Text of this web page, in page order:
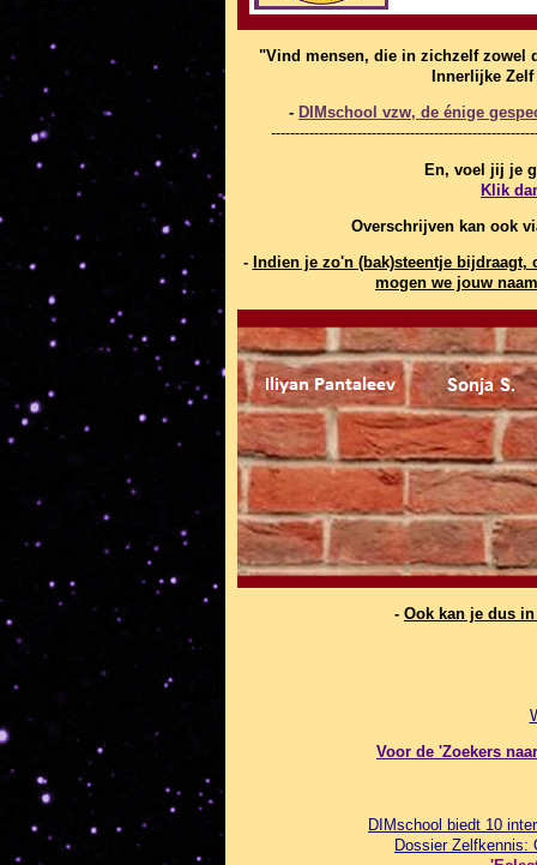
"Vind mensen, die in zichzelf zowel
Innerlijke
- DIMschool vzw, de énige
En, voel jij je
Klik
Overschrijven kan ook
- Indien je zo'n (bak)steentje bijdraagt,
mogen we jouw
- Ook kan je dus
Voor de 'Zoekers
DIMschool biedt 10
Dossier Zelfkennis: